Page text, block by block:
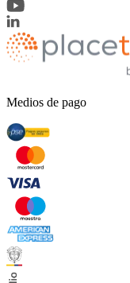
Medios de pago